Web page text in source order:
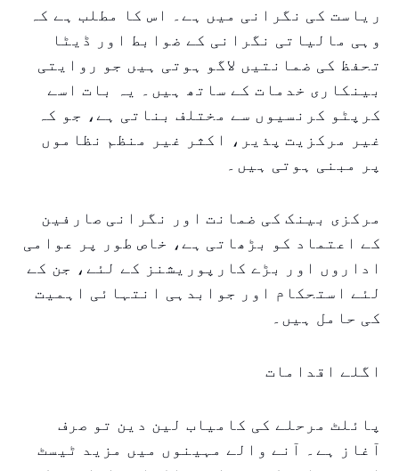
ریاست کی نگرانی میں ہے۔ اس کا مطلب ہے کہ
وہی مالیاتی نگرانی کے ضوابط اور ڈیٹا
تحفظ کی ضمانتیں لاگو ہوتی ہیں جو روایتی
بینکاری خدمات کے ساتھ ہیں۔ یہ بات اسے
کرپٹو کرنسیوں سے مختلف بناتی ہے، جو کہ
غیر مرکزیت پذیر، اکثر غیر منظم نظاموں
پر مبنی ہوتی ہیں۔
مرکزی بینک کی ضمانت اور نگرانی صارفین
کے اعتماد کو بڑھاتی ہے، خاص طور پر عوامی
اداروں اور بڑے کارپوریشنز کے لئے، جن کے
لئے استحکام اور جوابدہی انتہائی اہمیت
کی حامل ہیں۔
اگلے اقدامات
پائلٹ مرحلے کی کامیاب لین دین تو صرف
آغاز ہے۔ آنے والے مہینوں میں مزید ٹیسٹ